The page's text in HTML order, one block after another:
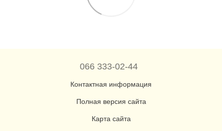
066 333-02-44
Контактная информация
Полная версия сайта
Карта сайта